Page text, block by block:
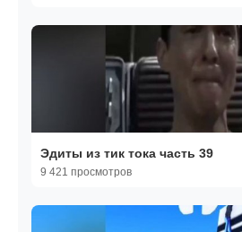
Эдиты из тик тока часть 39
9 421 просмотров